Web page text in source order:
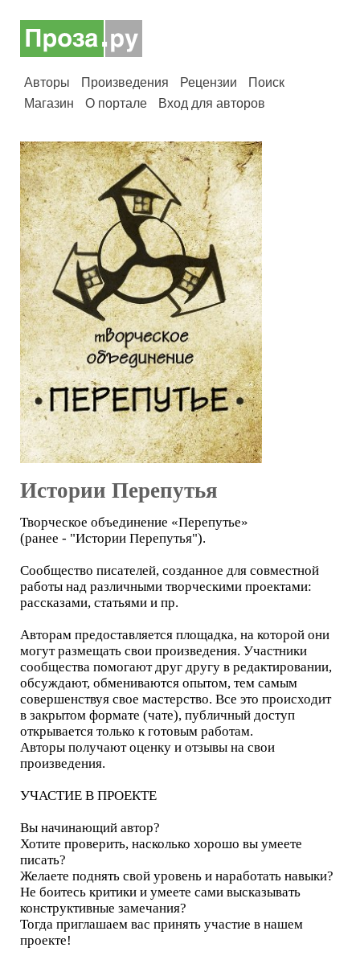
Авторы Произведения Рецензии
Поиск
Магазин
О портале Вход для авторов
Истории Перепутья
Творческое объединение «Перепутье»
(ранее - "Истории Перепутья").
Сообщество писателей, созданное для совместной
работы над различными творческими проектами:
рассказами, статьями и пр.
Авторам предоставляется площадка, на которой они
могут размещать свои произведения. Участники
сообщества помогают друг другу в редактировании,
обсуждают, обмениваются опытом, тем самым
совершенствуя свое мастерство. Все это происходит
в закрытом формате (чате), публичный доступ
открывается только к готовым работам.
Авторы получают оценку и отзывы на свои
произведения.
УЧАСТИЕ В ПРОЕКТЕ
Вы начинающий автор?
Хотите проверить, насколько хорошо вы умеете
писать?
Желаете поднять свой уровень и наработать навыки?
Не боитесь критики и умеете сами высказывать
конструктивные замечания?
Тогда приглашаем вас принять участие в нашем
проекте!